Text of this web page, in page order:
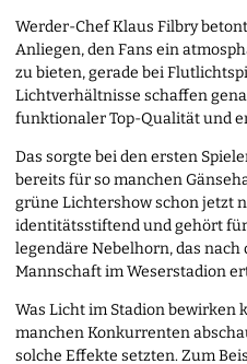
Werder-Chef Klaus Filbry
Anliegen, den Fans ein
zu bieten, gerade bei
Lichtverhältnisse schaffen
funktionaler Top-Qualität und
Das sorgte bei den ersten
bereits für so manchen
grüne Lichtershow schon jetzt
identitätsstiftend und gehört
legendäre Nebelhorn, das nach
Mannschaft im Weserstadion
Was Licht im Stadion bewirken
manchen Konkurrenten
solche Effekte setzten. Zum